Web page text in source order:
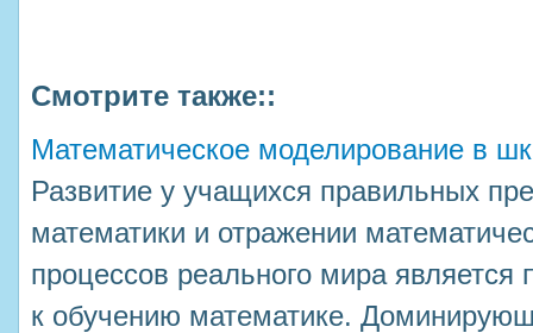
Смотрите также::
Математическое моделирование в
Развитие у учащихся правильных
математики и отражении
процессов реального мира
к обучению математике.